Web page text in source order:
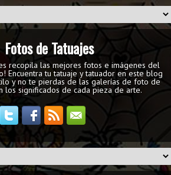
Fotos de Tatuajes
recopila las mejores fotos e imágenes del
Encuentra tu tatuaje y tatuador en este blog
y no te pierdas de las galerías de foto de
los significados de cada pieza de arte.